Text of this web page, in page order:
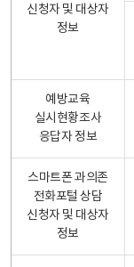
신청자 및 대상자
정보
예방교육
실시현황조사
응답자 정보
스마트폰 과의존
전화포털 상담
신청자 및 대상자
정보